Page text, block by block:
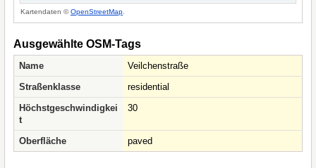
Kartendaten ©OpenStreetMap
Ausgewählte OSM-Tags
Name
Veilchenstraße
Straßenklasse
residential
Höchstgeschwindigkei
t
30
Oberfläche paved